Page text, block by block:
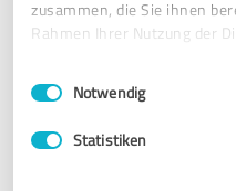
zusammen, die Sie ihnen
Rahmen Ihrer Nutzung der
Impressum
Einwilligungsauswahl
Notwendig
Statistiken
EuroKaution Service EKS
28.09.2025 Anonym